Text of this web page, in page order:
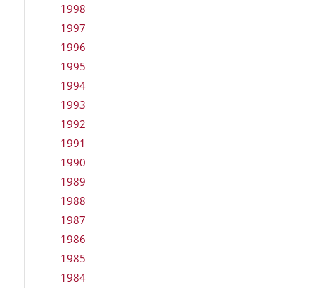
1998
1997
1996
1995
1994
1993
1992
1991
1990
1989
1988
1987
1986
1985
1984